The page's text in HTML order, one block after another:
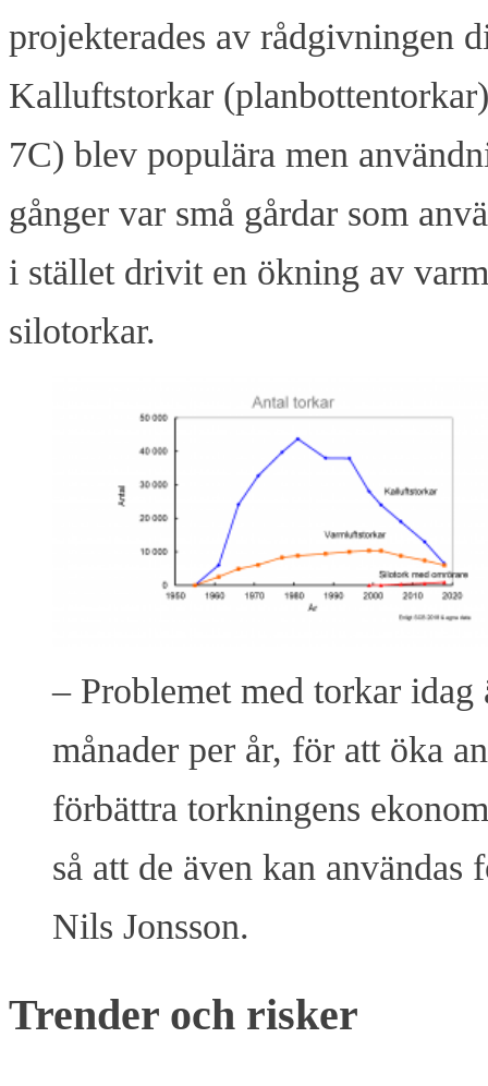
projekterades av rådgivningen
Kalluftstorkar
7C) blev populära men
gånger var små gårdar som
i stället drivit en ökning av
silotorkar.
– Problemet med torkar idag
månader per år, för att öka
förbättra torkningens
så att de även kan
Nils Jonsson.
Trender och risker